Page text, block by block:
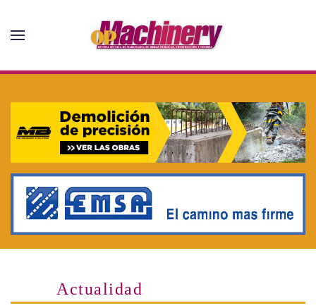
Skip to main content
Actualidad